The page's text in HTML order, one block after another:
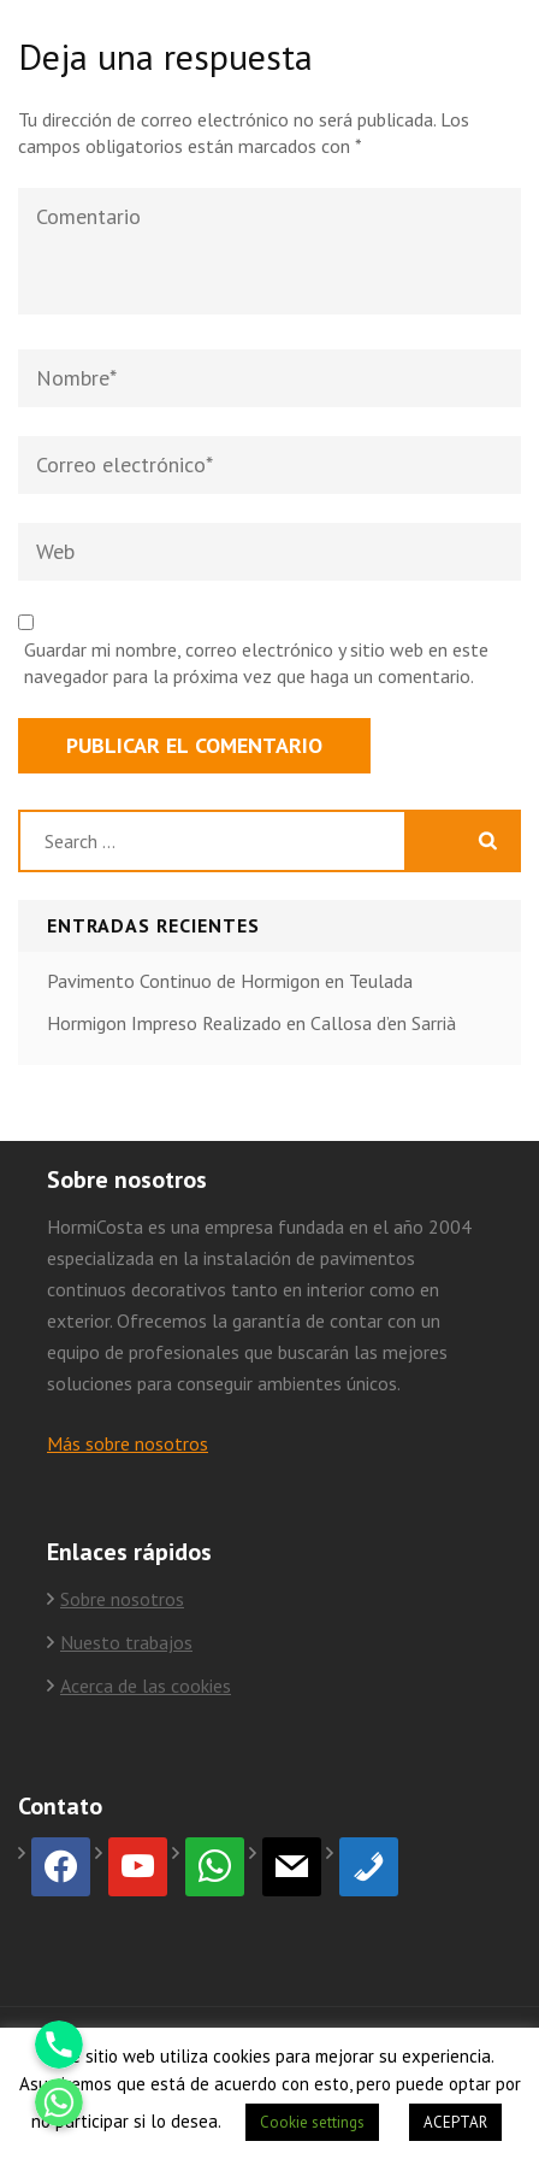
Deja una respuesta
Tu dirección de correo electrónico no será publicada. Los
campos obligatorios están marcados con *
electrónico*
Guardar mi nombre, correo electrónico y sitio web en este
navegador para la próxima vez que haga un comentario.
ENTRADAS RECIENTES
Pavimento Continuo de Hormigon en Teulada
Hormigon Impreso Realizado en Callosa d’en Sarrià
Sobre nosotros
HormiCosta es una empresa fundada en el año 2004
especializada en la instalación de pavimentos
continuos decorativos tanto en interior como en
exterior. Ofrecemos la garantía de contar con un
equipo de profesionales que buscarán las mejores
soluciones para conseguir ambientes únicos.
Más sobre nosotros
Enlaces rápidos
Sobre nosotros
Nuesto trabajos
Acerca de las cookies
Contato
facebook youtube whatsapp mail phone
© Copyright 2026HormiCosta
Este sitio web utiliza cookies para mejorar su experiencia.
Asumiremos que está de acuerdo con esto, pero puede optar por
no participar si lo desea.
Cookie settings ACEPTAR
Phone
Whatsapp